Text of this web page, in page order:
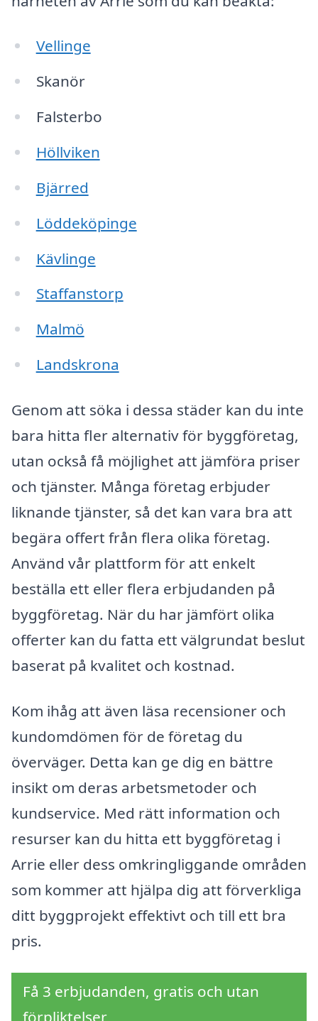
Vellinge
Skanör
Falsterbo
Höllviken
Bjärred
Löddeköpinge
Kävlinge
Staffanstorp
Malmö
Landskrona
Genom att söka i dessa städer kan du inte
bara hitta fler alternativ för byggföretag,
utan också få möjlighet att jämföra priser
och tjänster. Många företag erbjuder
liknande tjänster, så det kan vara bra att
begära offert från flera olika företag.
Använd vår plattform för att enkelt
beställa ett eller flera erbjudanden på
byggföretag. När du har jämfört olika
offerter kan du fatta ett välgrundat beslut
baserat på kvalitet och kostnad.
Kom ihåg att även läsa recensioner och
kundomdömen för de företag du
överväger. Detta kan ge dig en bättre
insikt om deras arbetsmetoder och
kundservice. Med rätt information och
resurser kan du hitta ett byggföretag i
Arrie eller dess omkringliggande områden
som kommer att hjälpa dig att förverkliga
ditt byggprojekt effektivt och till ett bra
pris.
Få 3 erbjudanden, gratis och utan
förpliktelser